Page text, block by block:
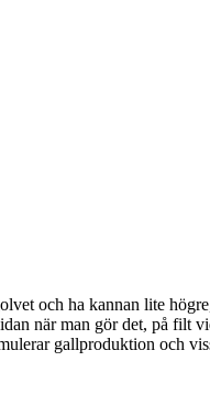
och ha kannan lite
när man gör det, på filt
gallproduktion och